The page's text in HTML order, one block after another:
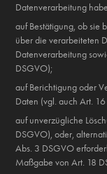
Datenverarbeitung
auf Bestätigung, ob sie
über die verarbeiteten
Datenverarbeitung
DSGVO);
auf Berichtigung oder
Daten (vgl. auch Art.
auf unverzügliche
DSGVO), oder,
Abs. 3 DSGVO
Maßgabe von Art. 18